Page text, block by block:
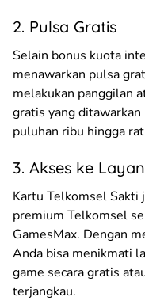
2. Pulsa Gratis
Selain bonus kuota
menawarkan pulsa
melakukan panggilan
gratis yang
puluhan ribu hingga
3. Akses ke
Kartu Telkomsel Sakti
premium Telkomsel
GamesMax. Dengan
Anda bisa menikmati
game secara gratis
terjangkau.